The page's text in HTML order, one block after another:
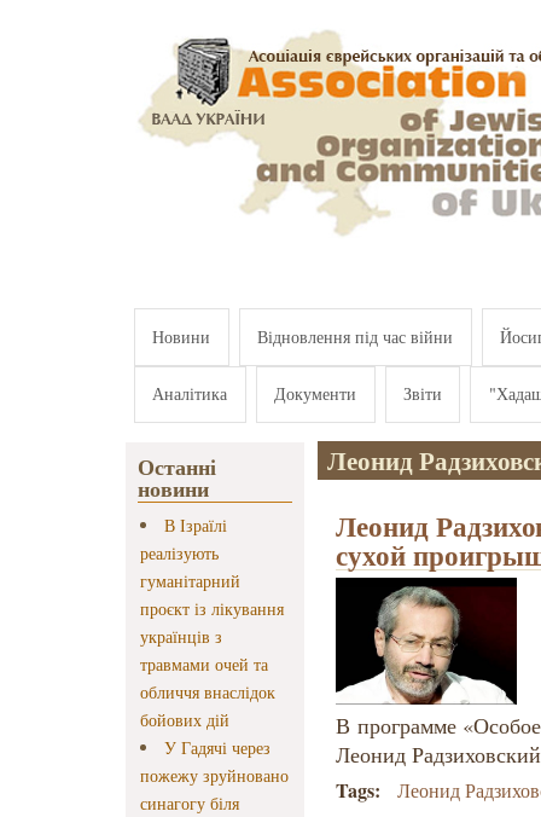
Новини Відновлення під час війни
Аналітика Документи Звіти
Останні
новини
В Ізраїлі
реалізують
гуманітарний
проєкт із лікування
українців з
травмами очей та
обличчя внаслідок
бойових дій
У Гадячі через
пожежу зруйновано
синагогу біля
Леонид
Леонид
сухой
В программе
Леонид
Tags: Леонид